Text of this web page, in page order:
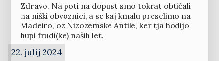
Zdravo. Na poti na dopust smo tokrat obtičali
na niški obvoznici, a se kaj kmalu preselimo na
Madeiro, oz Nizozemske Antile, ker tja hodijo
hupi frudi(ke) naših let.
22. julij 2024